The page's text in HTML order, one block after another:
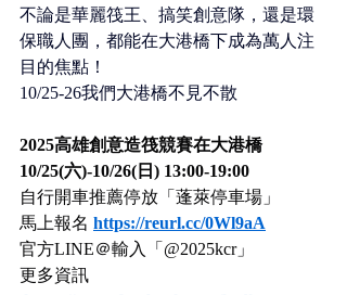
不論是華麗筏王、搞笑創意隊，還是環
保職人團，都能在大港橋下成為萬人注
目的焦點！
10/25-26我們大港橋不見不散
2025高雄創意造筏競賽在大港橋
10/25(六)-10/26(日) 13:00-19:00
自行開車推薦停放「蓬萊停車場」
馬上報名 https://reurl.cc/0Wl9aA
官方LINE＠輸入「@2025kcr」
更多資訊